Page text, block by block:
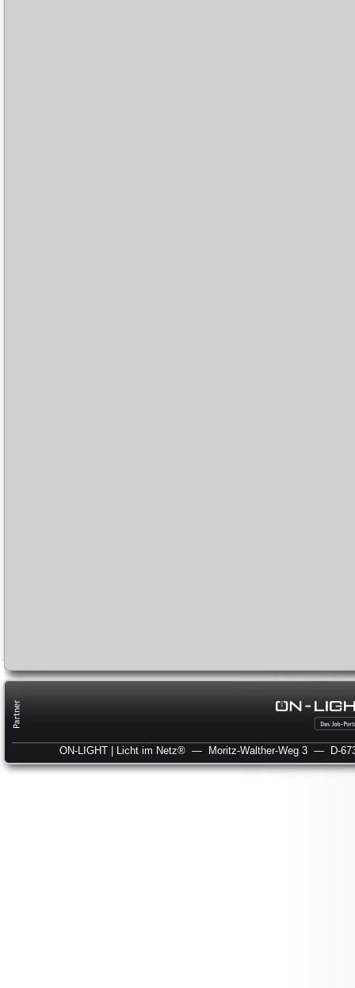
ON-LIGHT | Licht im Netz® — Moritz-Walther-Weg 3 — D-